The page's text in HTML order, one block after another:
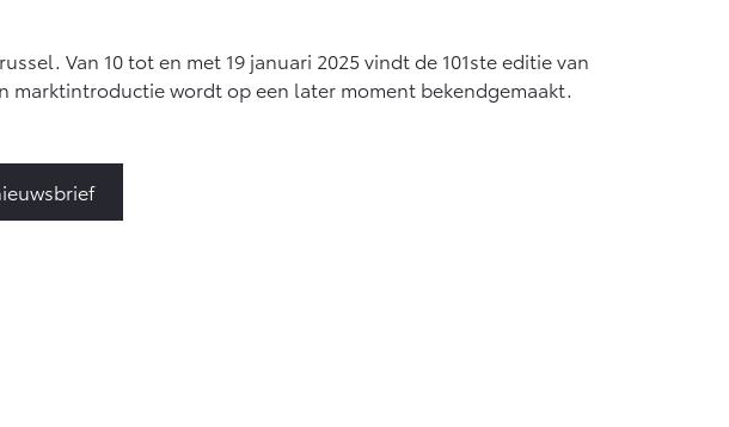
Van 10 tot en met 19 januari 2025 vindt de 101ste editie van
marktintroductie wordt op een later moment bekendgemaakt.